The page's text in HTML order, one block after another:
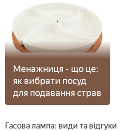
Менажниця - що це:
як вибрати посуд
для подавання страв
Гасова лампа: види та відгуки